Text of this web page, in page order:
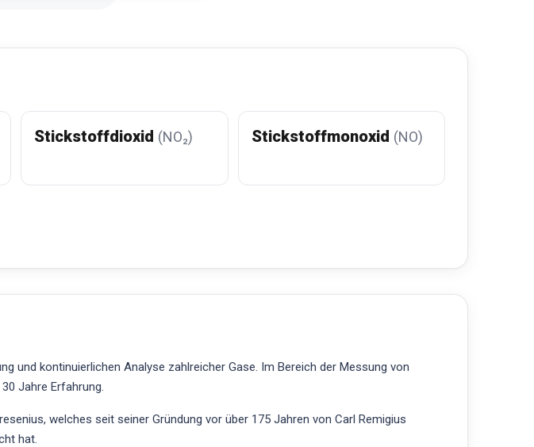
Stickstoffdioxid (NO₂) Stickstoffmonoxid (NO)
und kontinuierlichen Analyse zahlreicher Gase. Im Bereich der Messung von
Jahre Erfahrung.
welches seit seiner Gründung vor über 175 Jahren von Carl Remigius
hat.